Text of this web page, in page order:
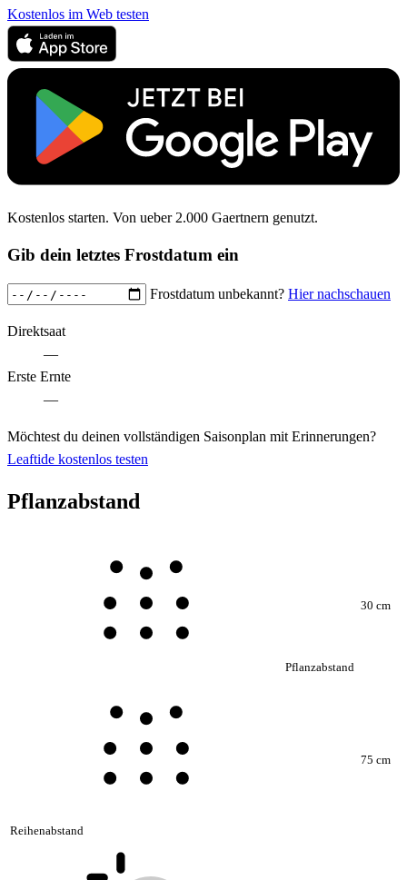
Kostenlos im Web testen
Kostenlos starten. Von ueber 2.000 Gaertnern genutzt.
Gib dein letztes Frostdatum ein
Frostdatum unbekannt? Hier nachschauen
Direktsaat
—
Erste Ernte
—
Möchtest du deinen vollständigen Saisonplan mit Erinnerungen?
Leaftide kostenlos testen
Pflanzabstand
Pflanzabstand
30 cm
Reihenabstand
75 cm